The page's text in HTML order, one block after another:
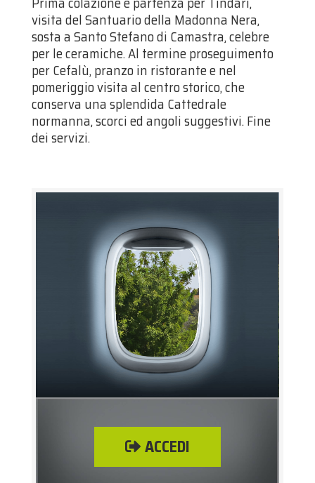
visita del Santuario della Madonna Nera,
sosta a Santo Stefano di Camastra, celebre
per le ceramiche. Al termine proseguimento
per Cefalù, pranzo in ristorante e nel
pomeriggio visita al centro storico, che
conserva una splendida Cattedrale
normanna, scorci ed angoli suggestivi. Fine
dei servizi.
ACCEDI